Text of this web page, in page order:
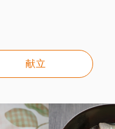
献立